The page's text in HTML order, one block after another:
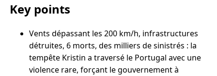
Key points
Vents dépassant les 200 km/h, infrastructures
détruites, 6 morts, des milliers de sinistrés : la
tempête Kristin a traversé le Portugal avec une
violence rare, forçant le gouvernement à